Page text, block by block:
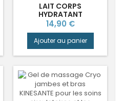
LAIT CORPS
HYDRATANT
BERGAMOTE RADIEUSE
DURANCE®
Prix
14,90 €
Ajouter au panier